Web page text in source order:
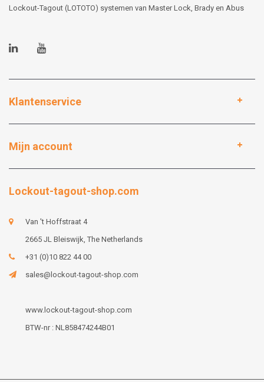
Lockout-Tagout (LOTOTO) systemen van Master Lock, Brady en Abus
Klantenservice
Mijn account
Lockout-tagout-shop.com
Van 't Hoffstraat 4
2665 JL Bleiswijk, The Netherlands
+31 (0)10 822 44 00
sales@lockout-tagout-shop.com
www.lockout-tagout-shop.com
BTW-nr : NL858474244B01